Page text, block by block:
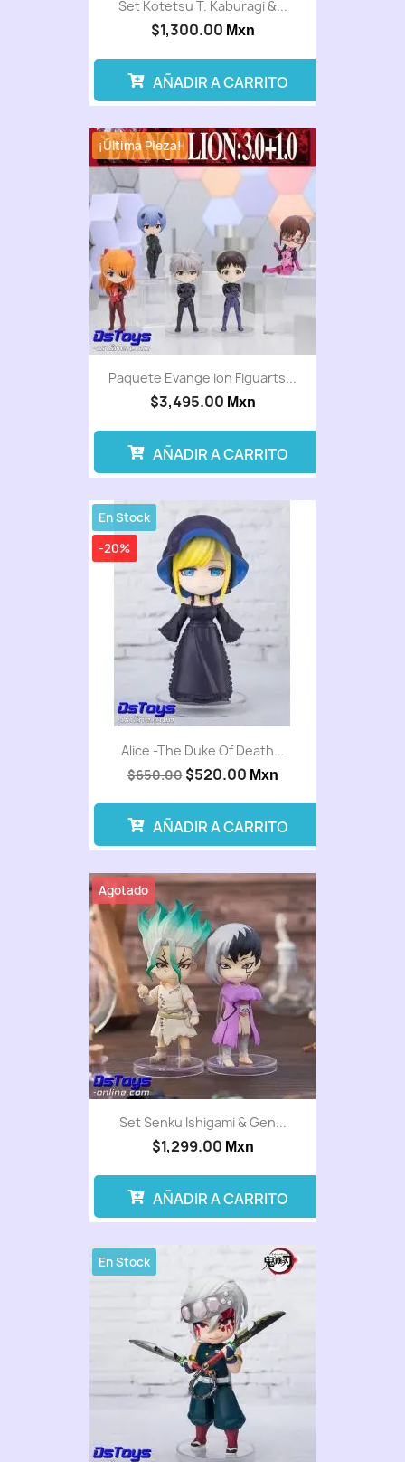
Set Kotetsu T. Kaburagi &...
$1,300.00 Mxn
AÑADIR A CARRITO
Paquete Evangelion Figuarts...
$3,495.00 Mxn
¡Última Pieza!
AÑADIR A CARRITO
Alice -The Duke Of Death...
$650.00 $520.00 Mxn
-20%
En Stock
AÑADIR A CARRITO
Set Senku Ishigami & Gen...
$1,299.00 Mxn
Agotado
AÑADIR A CARRITO
En Stock